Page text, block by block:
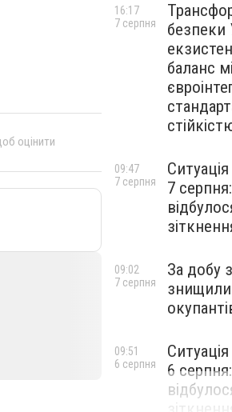
оцінити
безпеки
баланс
16:17
7 серпня
7
09:47
7 серпня
За добу
знищили
09:02
7 серпня
6
09:51
6 серпня